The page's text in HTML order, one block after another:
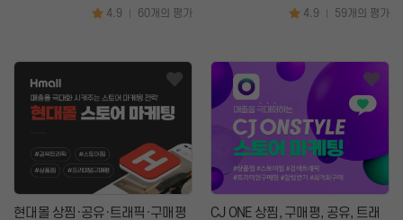
4.9 60개의 평가 4.9 59개의 평가
현대몰 상찜·공유·트래픽·구매평
CJ ONE 상찜, 구매평, 공유, 트래